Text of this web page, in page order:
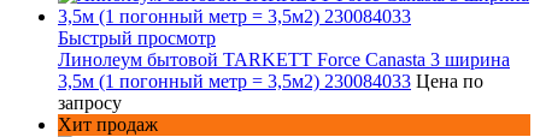
Быстрый просмотр
Линолеум бытовой TARKETT Force Canasta 3 ширина
3,5м (1 погонный метр = 3,5м2) 230084033 Цена по
запросу
Хит продаж